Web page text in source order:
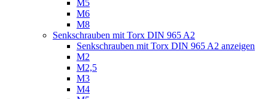
M5
M6
M8
Senkschrauben mit Torx DIN 965 A2
Senkschrauben mit Torx DIN 965 A2 anzeigen
M2
M2,5
M3
M4